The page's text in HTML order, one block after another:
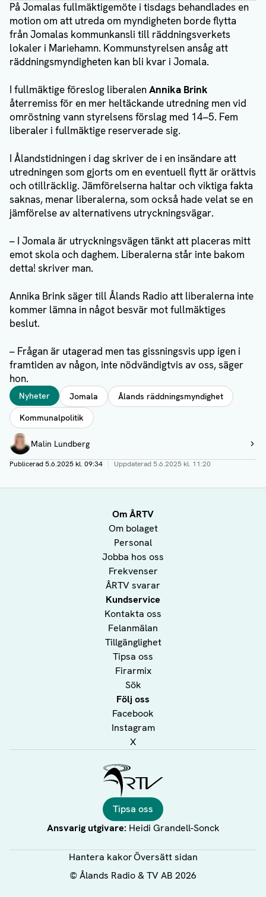
På Jomalas fullmäktigemöte i tisdags behandlades en
motion om att utreda om myndigheten borde flytta
från Jomalas kommunkansli till räddningsverkets
lokaler i Mariehamn. Kommunstyrelsen ansåg att
räddningsmyndigheten kan bli kvar i Jomala.
I fullmäktige föreslog liberalenAnnika Brink
återremiss för en mer heltäckande utredning men vid
omröstning vann styrelsens förslag med 14–5. Fem
liberaler i fullmäktige reserverade sig.
I Ålandstidningen i dag skriver de i en insändare att
utredningen som gjorts om en eventuell flytt är orättvis
och otillräcklig. Jämförelserna haltar och viktiga fakta
saknas, menar liberalerna, som också hade velat se en
jämförelse av alternativens utryckningsvägar.
– I Jomala är utryckningsvägen tänkt att placeras mitt
emot skola och daghem. Liberalerna står inte bakom
detta! skriver man.
Annika Brink säger till Ålands Radio att liberalerna inte
kommer lämna in något besvär mot fullmäktiges
beslut.
– Frågan är utagerad men tas gissningsvis upp igen i
framtiden av någon, inte nödvändigtvis av oss, säger
hon.
Taggar
Nyheter Jomala
Ålands räddningsmyndighet
Kommunalpolitik
Författare
Malin Lundberg
Visa profil
Publicerad5.6.2025 kl. 09:34 | Uppdaterad5.6.2025 kl. 11:20
Om ÅRTV
Om bolaget
Personal
Jobba hos oss
Frekvenser
ÅRTV svarar
Kundservice
Kontakta oss
Felanmälan
Tillgänglighet
Tipsa oss
Firarmix
Sök
Följ oss
Facebook
Instagram
X
Tipsa oss
Ansvarig utgivare: Heidi Grandell-Sonck
Hantera kakorÖversätt sidan
©Ålands Radio & TV AB 2026